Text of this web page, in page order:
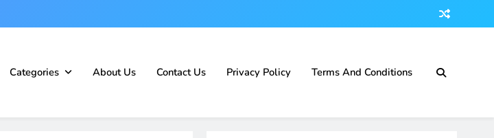
Categories About Us Contact Us Privacy Policy Terms And Conditions